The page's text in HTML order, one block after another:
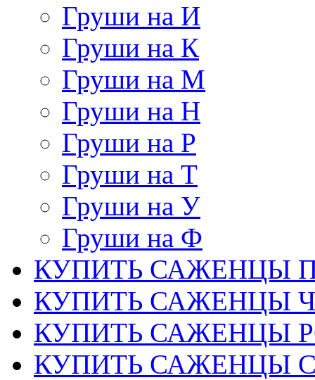
Груши на И
Груши на К
Груши на М
Груши на Н
Груши на Р
Груши на Т
Груши на У
Груши на Ф
КУПИТЬ САЖЕНЦЫ
КУПИТЬ САЖЕНЦЫ
КУПИТЬ САЖЕНЦЫ
КУПИТЬ САЖЕНЦЫ